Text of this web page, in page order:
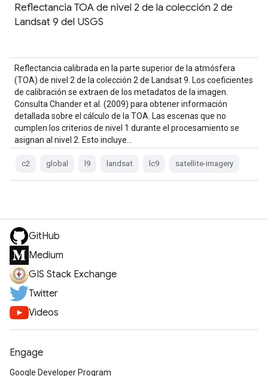
Reflectancia TOA de nivel 2 de la colección 2 de
Landsat 9 del USGS
Reflectancia calibrada en la parte superior de la atmósfera
(TOA) de nivel 2 de la colección 2 de Landsat 9. Los coeficientes
de calibración se extraen de los metadatos de la imagen.
Consulta Chander et al. (2009) para obtener información
detallada sobre el cálculo de la TOA. Las escenas que no
cumplen los criterios de nivel 1 durante el procesamiento se
asignan al nivel 2. Esto incluye…
c2 global l9 landsat lc9 satellite-imagery
GitHub
Medium
GIS Stack Exchange
Twitter
Videos
Engage
Google Developer Program